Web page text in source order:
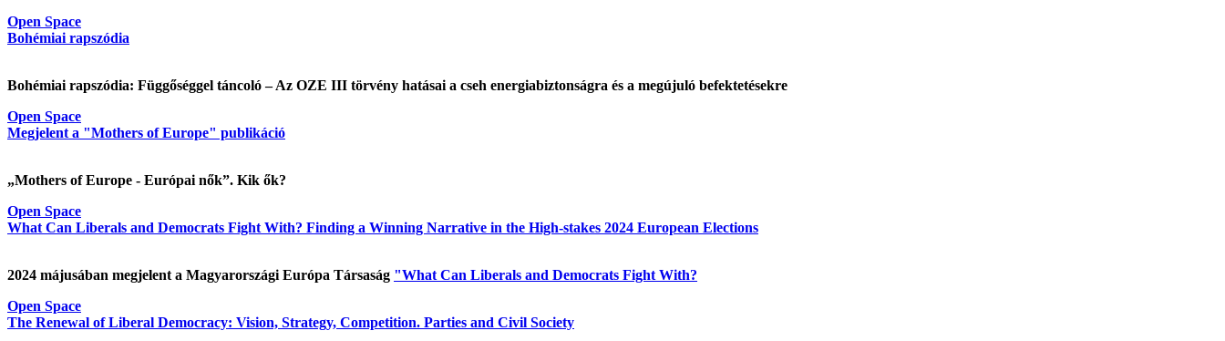
Open Space
Bohémiai rapszódia
Bohémiai rapszódia: Függőséggel táncoló – Az OZE III törvény hatásai a cseh energiabiztonságra és a megújuló befektetésekre
Open Space
Megjelent a "Mothers of Europe" publikáció
„Mothers of Europe - Európai nők”. Kik ők?
Open Space
What Can Liberals and Democrats Fight With? Finding a Winning Narrative in the High-stakes 2024 European Elections
2024 májusában megjelent a Magyarországi Európa Társaság "What Can Liberals and Democrats Fight With?
Open Space
The Renewal of Liberal Democracy: Vision, Strategy, Competition. Parties and Civil Society